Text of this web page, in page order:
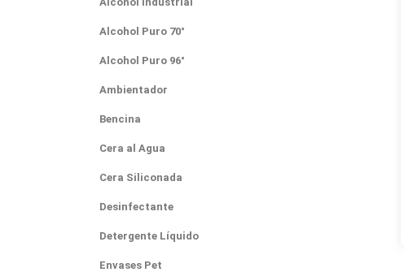
Alcohol Puro 70°
Alcohol Puro 96°
Ambientador
Bencina
Cera al Agua
Cera Siliconada
Desinfectante
Detergente Líquido
Envases Pet